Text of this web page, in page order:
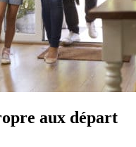
aux départ